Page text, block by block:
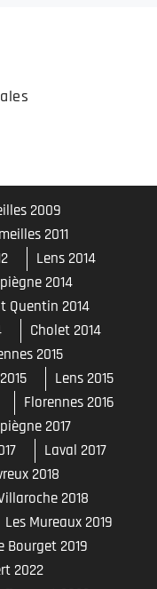
2009
Quentin 2014
Cholet 2014
2015
Lens 2015
Florennes 2016
2017
Laval 2017
2018
2018
Les Mureaux 2019
Bourget 2019
2022
Touquet 2023
2023
Albert 2024
Mureaux 2025
2025